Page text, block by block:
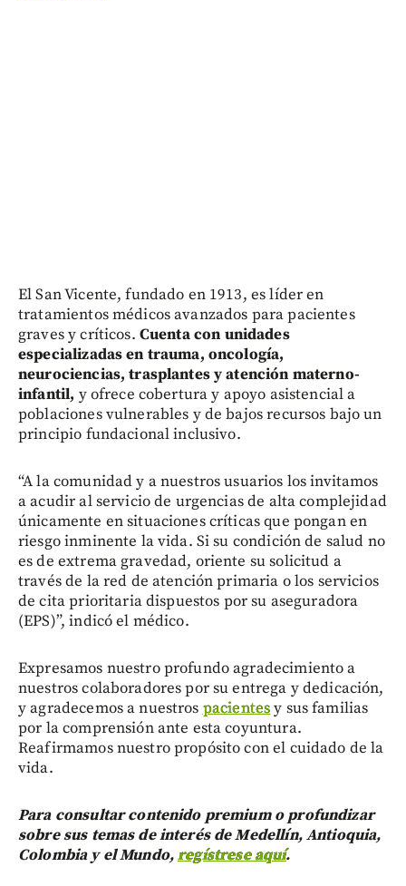
El San Vicente, fundado en 1913, es líder en
tratamientos médicos avanzados para pacientes
graves y críticos. Cuenta con unidades
especializadas en trauma, oncología,
neurociencias, trasplantes y atención materno-
infantil, y ofrece cobertura y apoyo asistencial a
poblaciones vulnerables y de bajos recursos bajo un
principio fundacional inclusivo.
“A la comunidad y a nuestros usuarios los invitamos
a acudir al servicio de urgencias de alta complejidad
únicamente en situaciones críticas que pongan en
riesgo inminente la vida. Si su condición de salud no
es de extrema gravedad, oriente su solicitud a
través de la red de atención primaria o los servicios
de cita prioritaria dispuestos por su aseguradora
(EPS)”, indicó el médico.
Expresamos nuestro profundo agradecimiento a
nuestros colaboradores por su entrega y dedicación,
y agradecemos a nuestros pacientesy sus familias
por la comprensión ante esta coyuntura.
Reafirmamos nuestro propósito con el cuidado de la
vida.
Para consultar contenido premium o profundizar
sobre sus temas de interés de Medellín, Antioquia,
Colombia y el Mundo,regístrese aquí.